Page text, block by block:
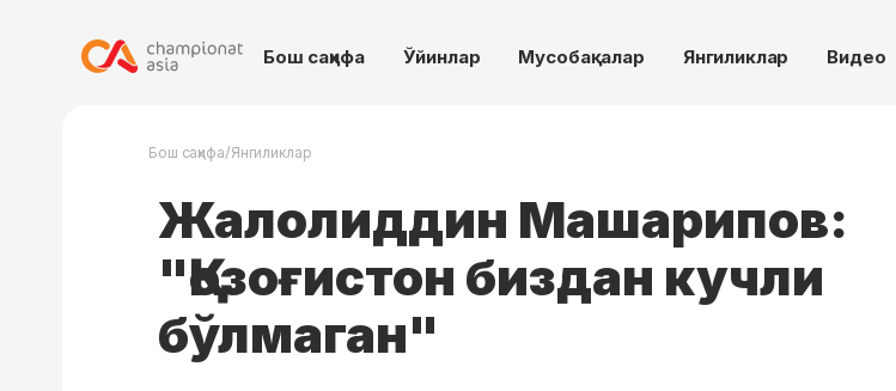
Бош саҳифа Ўйинлар Мусобақалар Янгиликлар Видео
Бош саҳифа/Янгиликлар
Жалолиддин Машарипов:
"Қозоғистон биздан кучли
бўлмаган"